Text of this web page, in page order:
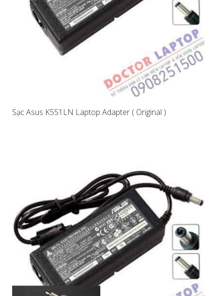
Sạc Asus K551LN Laptop Adapter ( Original )